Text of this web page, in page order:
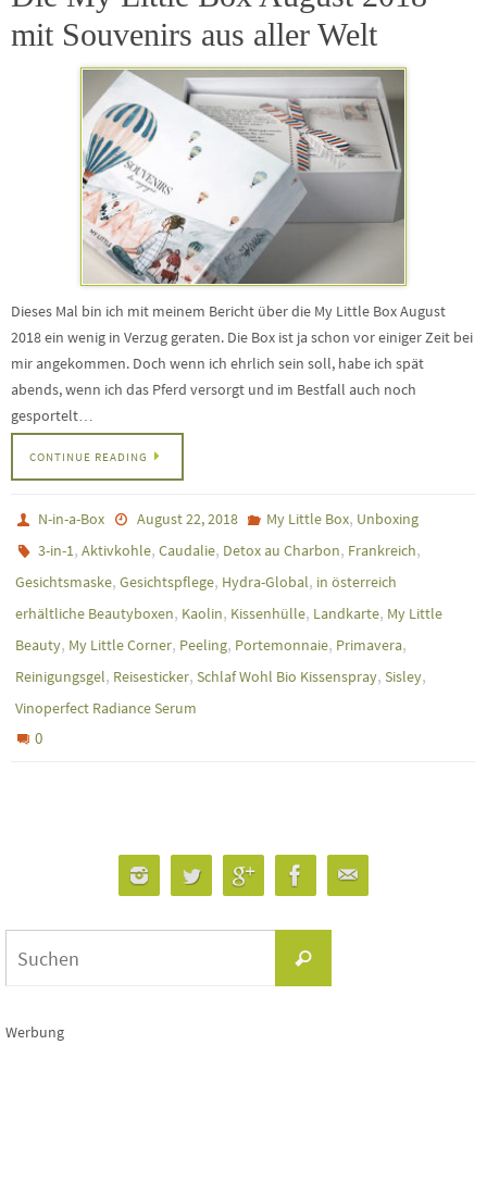
mit Souvenirs aus aller Welt
Dieses Mal bin ich mit meinem Bericht über die My Little Box August
2018 ein wenig in Verzug geraten. Die Box ist ja schon vor einiger Zeit bei
mir angekommen. Doch wenn ich ehrlich sein soll, habe ich spät
abends, wenn ich das Pferd versorgt und im Bestfall auch noch
gesportelt…
CONTINUE READING
N-in-a-Box August 22, 2018 My Little Box, Unboxing
3-in-1,Aktivkohle,Caudalie, Detox au Charbon, Frankreich,
Gesichtsmaske, Gesichtspflege, Hydra-Global, in österreich
erhältliche Beautyboxen, Kaolin, Kissenhülle, Landkarte, My Little
Beauty, My Little Corner, Peeling, Portemonnaie, Primavera,
Reinigungsgel, Reisesticker, Schlaf Wohl Bio Kissenspray, Sisley,
Vinoperfect Radiance Serum
0
Suchen
Werbung